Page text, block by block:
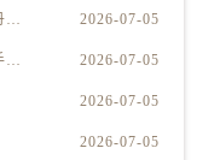
河南省郑州市二七区民主路10号华润大厦29层2905室江诗丹顿售后服务中心（需提前预约）
江诗丹顿手表上链方法是什么（江诗丹顿怎么给手表上链） 2026-07-05
江诗丹顿手表走快怎么办（江诗丹顿手表走快什么原因） 2026-07-05
2026-07-05
2026-07-05